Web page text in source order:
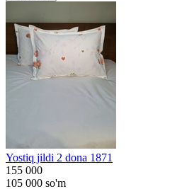
Yostiq jildi 2 dona 1871
155 000
105 000 so'm